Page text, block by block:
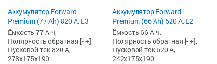
Аккумулятор Forward
Premium (77 Ah) 820 А, L3
Ёмкость 77 А·ч,
Полярность обратная [- +],
Пусковой ток 820 А,
278x175x190
Аккумулятор Forward
Premium (66 Ah) 620 А, L2
Ёмкость 66 А·ч,
Полярность обратная [- +],
Пусковой ток 620 А,
242x175x190